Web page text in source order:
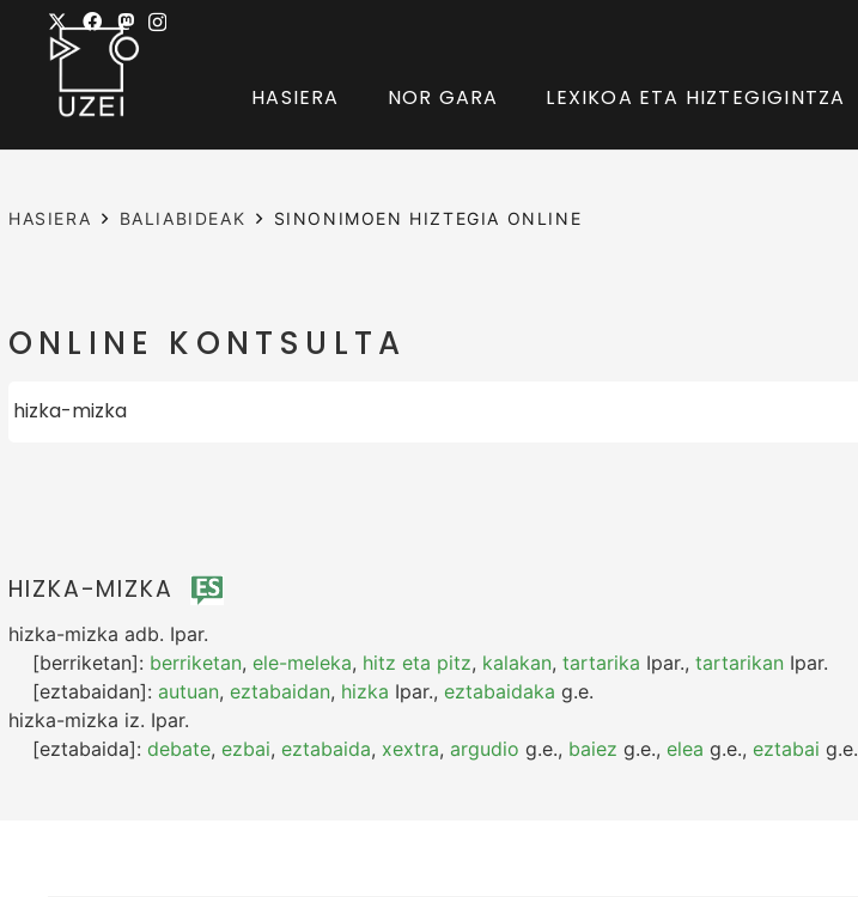
HASIERA NOR GARA LEXIKOA ETA HIZTEGIGINTZA
HASIERA BALIABIDEAK SINONIMOEN HIZTEGIA ONLINE
ONLINE KONTSULTA
HIZKA-MIZKA
hizka-mizka adb. Ipar.
[berriketan]: berriketan, ele-meleka, hitz eta pitz, kalakan, tartarika Ipar., tartarikan Ipar.
[eztabaidan]: autuan, eztabaidan, hizka Ipar., eztabaidaka g.e.
hizka-mizka iz. Ipar.
[eztabaida]: debate, ezbai, eztabaida, xextra, argudio g.e., baiez g.e., elea g.e., eztabai g.e.